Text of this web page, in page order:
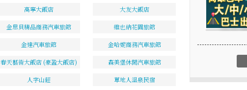
高寧大飯店 大友大飯店
金思貝精品商務汽車旅館 維也納花園旅館
金達汽車旅館 金哈妮商務汽車旅館
春天藝術大飯店 (豪盈大飯店) 森美堡休閒汽車旅館
人字山莊 草地人溫泉民宿